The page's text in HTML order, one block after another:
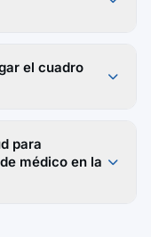
el cuadro
para
médico en la